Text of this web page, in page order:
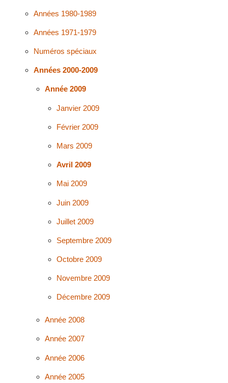
Années 1980-1989
Années 1971-1979
Numéros spéciaux
Années 2000-2009
Année 2009
Janvier 2009
Février 2009
Mars 2009
Avril 2009
Mai 2009
Juin 2009
Juillet 2009
Septembre 2009
Octobre 2009
Novembre 2009
Décembre 2009
Année 2008
Année 2007
Année 2006
Année 2005